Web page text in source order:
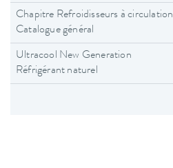
Chapitre Refroidisseurs à circulation
Catalogue général
Ultracool New Generation
Réfrigérant naturel